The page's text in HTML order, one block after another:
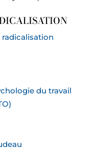
du travail